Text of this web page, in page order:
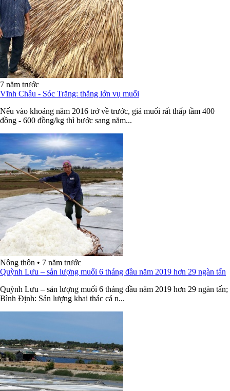
7 năm trước
Vĩnh Châu - Sóc Trăng: thắng lớn vụ muối
Nếu vào khoảng năm 2016 trở về trước, giá muối rất thấp tầm 400
đồng - 600 đồng/kg thì bước sang năm...
Nông thôn • 7 năm trước
Quỳnh Lưu – sản lượng muối 6 tháng đầu năm 2019 hơn 29 ngàn tấn
Quỳnh Lưu – sản lượng muối 6 tháng đầu năm 2019 hơn 29 ngàn tấn;
Bình Định: Sản lượng khai thác cá n...